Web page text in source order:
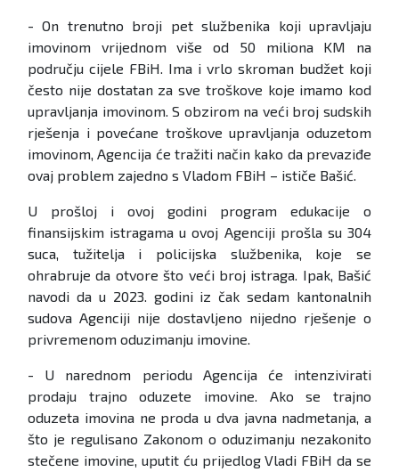
- On trenutno broji pet službenika koji upravljaju
imovinom vrijednom više od 50 miliona KM na
području cijele FBiH. Ima i vrlo skroman budžet koji
često nije dostatan za sve troškove koje imamo kod
upravljanja imovinom. S obzirom na veći broj sudskih
rješenja i povećane troškove upravljanja oduzetom
imovinom, Agencija će tražiti način kako da prevaziđe
ovaj problem zajedno s Vladom FBiH – ističe Bašić.
U prošloj i ovoj godini program edukacije o
finansijskim istragama u ovoj Agenciji prošla su 304
suca, tužitelja i policijska službenika, koje se
ohrabruje da otvore što veći broj istraga. Ipak, Bašić
navodi da u 2023. godini iz čak sedam kantonalnih
sudova Agenciji nije dostavljeno nijedno rješenje o
privremenom oduzimanju imovine.
- U narednom periodu Agencija će intenzivirati
prodaju trajno oduzete imovine. Ako se trajno
oduzeta imovina ne proda u dva javna nadmetanja, a
što je regulisano Zakonom o oduzimanju nezakonito
stečene imovine, uputit ću prijedlog Vladi FBiH da se